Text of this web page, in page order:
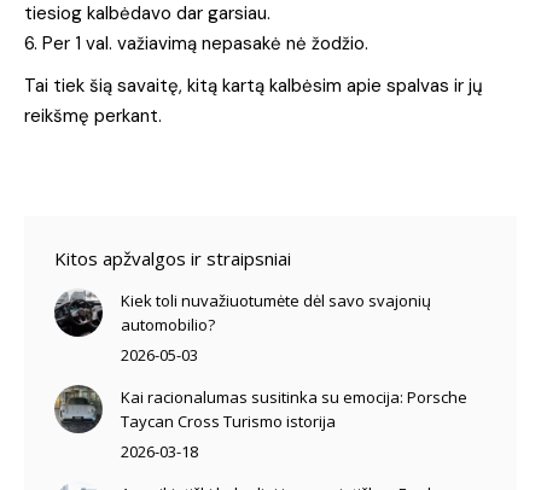
tiesiog kalbėdavo dar garsiau.
6. Per 1 val. važiavimą nepasakė nė žodžio.
Tai tiek šią savaitę, kitą kartą kalbėsim apie spalvas ir jų
reikšmę perkant.
Kitos apžvalgos ir straipsniai
Kiek toli nuvažiuotumėte dėl savo svajonių
automobilio?
2026-05-03
Kai racionalumas susitinka su emocija: Porsche
Taycan Cross Turismo istorija
2026-03-18